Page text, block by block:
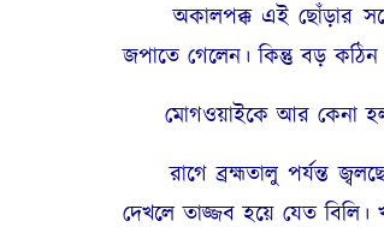
অকালপক্ক এই ছোঁড়ার সঙ্গে
জপাতে গেলেন। কিন্তু বড় কঠিন
মোগওয়াইকে আর কেনা হল
রাগে ব্ৰহ্মতালু পর্যন্ত
দেখলে তাজ্জব হয়ে যেত